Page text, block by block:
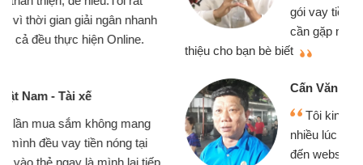
gói vay tiền bằng CMND online không
cần gặp mặt nên rất tiện lợi, sẽ giới
Cấn Văn Lực - Tạp hóa
Tôi kinh doanh buôn bán nhỏ lẻ
nhiều lúc cần vốn nhập hàng, nhờ biết
đến website qua bạn bè giới thiệu tôi